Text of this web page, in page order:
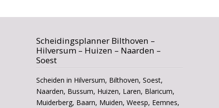
Scheidingsplanner Bilthoven –
Hilversum – Huizen – Naarden –
Soest
Scheiden in Hilversum, Bilthoven, Soest,
Naarden, Bussum, Huizen, Laren, Blaricum,
Muiderberg, Baarn, Muiden, Weesp, Eemnes,